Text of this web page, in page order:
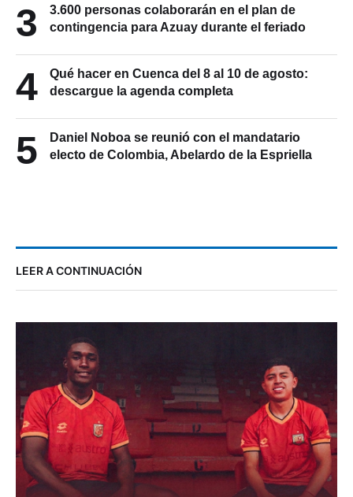
3
3.600 personas colaborarán en el plan de
contingencia para Azuay durante el feriado
4
Qué hacer en Cuenca del 8 al 10 de agosto:
descargue la agenda completa
5
Daniel Noboa se reunió con el mandatario
electo de Colombia, Abelardo de la Espriella
LEER A CONTINUACIÓN